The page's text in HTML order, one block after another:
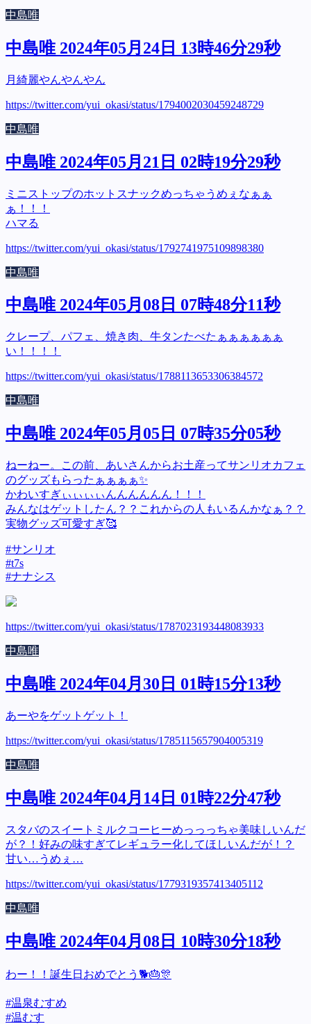
中島唯
中島唯 2024年05月24日 13時46分29秒
月綺麗やんやんやん
https://twitter.com/yui_okasi/status/1794002030459248729
中島唯
中島唯 2024年05月21日 02時19分29秒
ミニストップのホットスナックめっちゃうめぇなぁぁ
ぁ！！！
ハマる
https://twitter.com/yui_okasi/status/1792741975109898380
中島唯
中島唯 2024年05月08日 07時48分11秒
クレープ、パフェ、焼き肉、牛タンたべたぁぁぁぁぁぁ
い！！！！
https://twitter.com/yui_okasi/status/1788113653306384572
中島唯
中島唯 2024年05月05日 07時35分05秒
ねーねー。この前、あいさんからお土産ってサンリオカフェ
のグッズもらったぁぁぁぁ✨
かわいすぎぃぃぃぃんんんんんん！！！
みんなはゲットしたん？？これからの人もいるんかなぁ？？
実物グッズ可愛すぎ🥰
#サンリオ
#t7s
#ナナシス
https://twitter.com/yui_okasi/status/1787023193448083933
中島唯
中島唯 2024年04月30日 01時15分13秒
あーやをゲットゲット！
https://twitter.com/yui_okasi/status/1785115657904005319
中島唯
中島唯 2024年04月14日 01時22分47秒
スタバのスイートミルクコーヒーめっっっちゃ美味しいんだ
が？！好みの味すぎてレギュラー化してほしいんだが！？
甘い…うめぇ…
https://twitter.com/yui_okasi/status/1779319357413405112
中島唯
中島唯 2024年04月08日 10時30分18秒
わー！！誕生日おめでとう🐕🎂🎊
#温泉むすめ
#温むす